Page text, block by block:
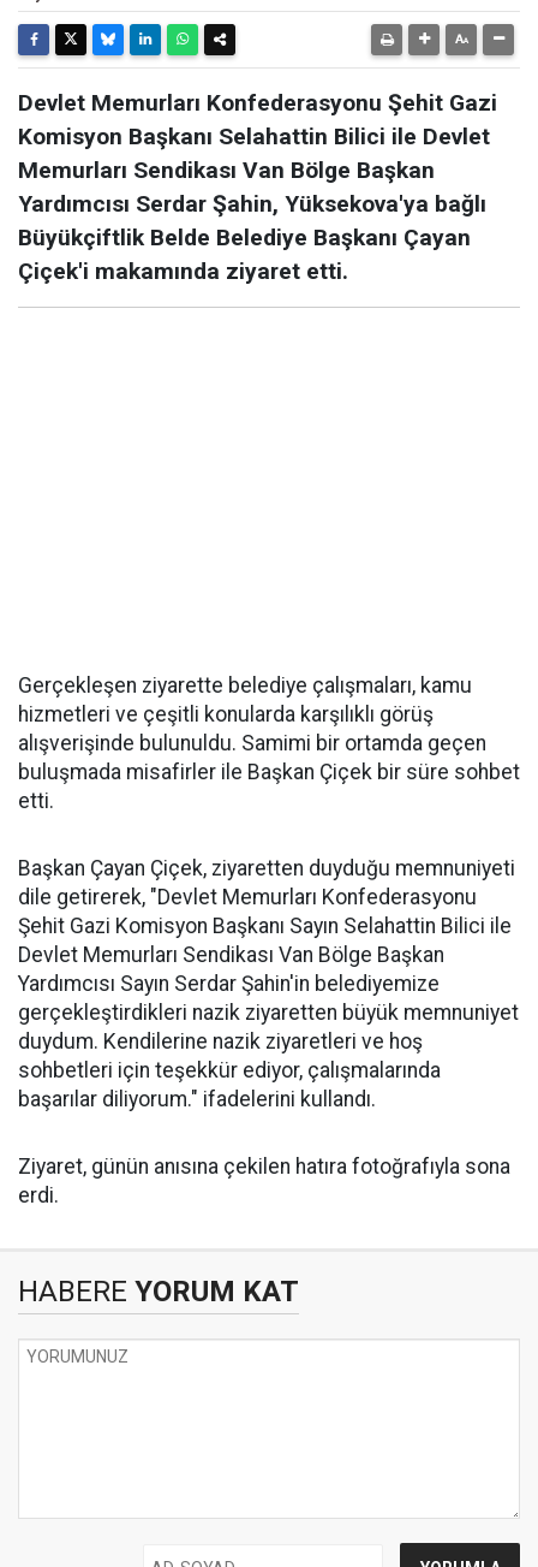
Devlet Memurları Konfederasyonu Şehit Gazi
Komisyon Başkanı Selahattin Bilici ile Devlet
Memurları Sendikası Van Bölge Başkan
Yardımcısı Serdar Şahin, Yüksekova'ya bağlı
Büyükçiftlik Belde Belediye Başkanı Çayan
Çiçek'i makamında ziyaret etti.
Gerçekleşen ziyarette belediye çalışmaları, kamu
hizmetleri ve çeşitli konularda karşılıklı görüş
alışverişinde bulunuldu. Samimi bir ortamda geçen
buluşmada misafirler ile Başkan Çiçek bir süre sohbet
etti.
Başkan Çayan Çiçek, ziyaretten duyduğu memnuniyeti
dile getirerek, "Devlet Memurları Konfederasyonu
Şehit Gazi Komisyon Başkanı Sayın Selahattin Bilici ile
Devlet Memurları Sendikası Van Bölge Başkan
Yardımcısı Sayın Serdar Şahin'in belediyemize
gerçekleştirdikleri nazik ziyaretten büyük memnuniyet
duydum. Kendilerine nazik ziyaretleri ve hoş
sohbetleri için teşekkür ediyor, çalışmalarında
başarılar diliyorum." ifadelerini kullandı.
Ziyaret, günün anısına çekilen hatıra fotoğrafıyla sona
erdi.
HABERE YORUM KAT